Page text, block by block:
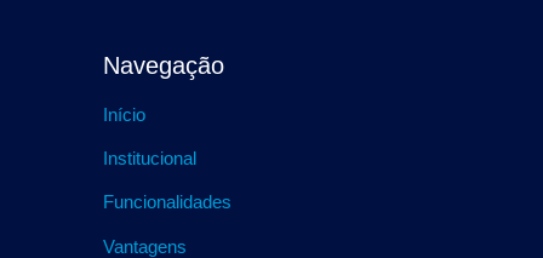
Navegação
Início
Institucional
Funcionalidades
Vantagens